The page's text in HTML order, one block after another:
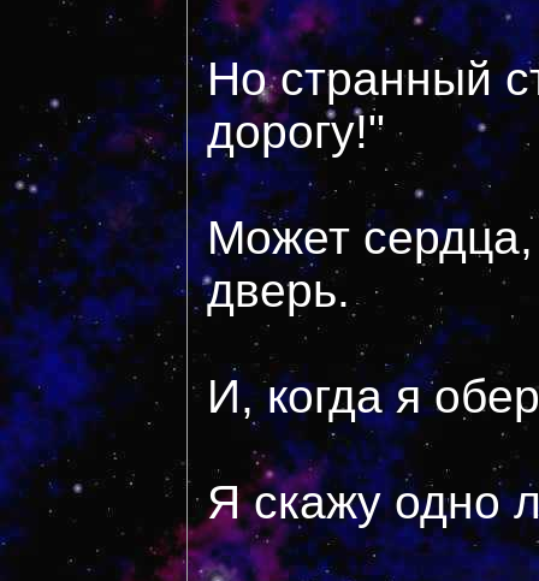
Но странный
дорогу!"
Может
дверь.
И, когда я
Я скажу одно